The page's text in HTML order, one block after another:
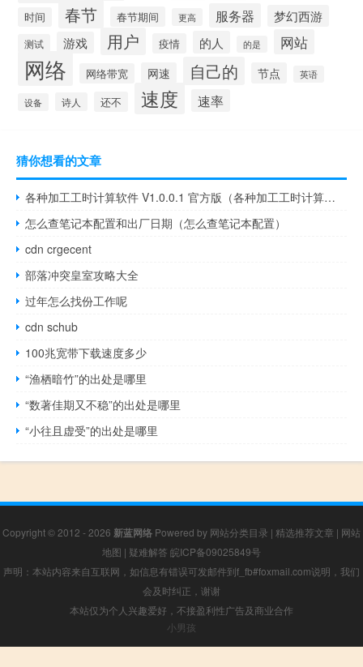
时间 春节 春节期间 更高 服务器 梦幻西游
测试 游戏 用户 疫情 的人 的是 网站
网络 网络带宽 网速 自己的 节点 英语
设备 诗人 还不 速度 速率
猜你想看的文章
各种加工工时计算软件 V1.0.0.1 官方版（各种加工工时计算软件 V1.0.0.1 官方版功能简介）
怎么查笔记本配置和出厂日期（怎么查笔记本配置）
cdn crgecent
部落冲突皇室攻略大全
过年怎么找份工作呢
cdn schub
100兆宽带下载速度多少
“渔栖暗竹”的出处是哪里
“数著佳期又不稳”的出处是哪里
“小往且虚受”的出处是哪里
Copyright © 2012 - 2026 新蓝网络 Powered by 网站分类目录 | 精选推荐文章 | 网站
地图 | 疑难解答 皖ICP备09025849号
声明：本站内容来自互联网，如信息有错误可发邮件到f_fb#foxmail.com说明，我们
会及时纠正，谢谢
本站仅为个人兴趣爱好，不接盈利性广告及商业合作
小男孩